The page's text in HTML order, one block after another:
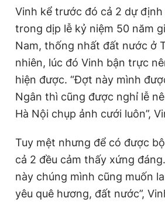
Vinh kể trước đó cả 2 dự
trong dịp lễ kỷ niệm 50 năm
Nam, thống nhất đất nước ở
nhiên, lúc đó Vinh bận trực
hiện được. “Đợt này mình
Ngân thì cũng được nghỉ lễ
Hà Nội chụp ảnh cưới luôn”,
Tuy mệt nhưng để có được
cả 2 đều cảm thấy xứng
này chúng mình cũng muốn
yêu quê hương, đất nước”,